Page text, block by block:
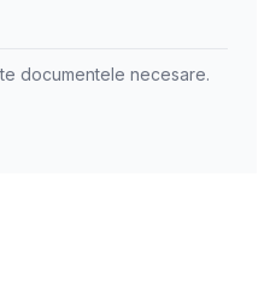
documentele necesare.